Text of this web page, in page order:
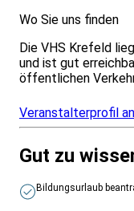
Wo Sie uns finden
Die VHS Krefeld
und ist gut
öffentlichen
Veranstalterprofil
Gut zu
Bildungsurlaub